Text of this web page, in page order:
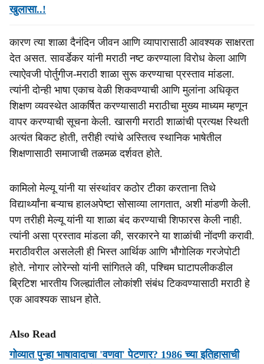
खुलासा..!
कारण त्या शाळा दैनंदिन जीवन आणि व्यापारासाठी आवश्यक साक्षरता
देत असत. सावर्डेकर यांनी मराठी नष्ट करण्याला विरोध केला आणि
त्याऐवजी पोर्तुगीज-मराठी शाळा सुरू करण्याचा प्रस्ताव मांडला.
त्यांनी दोन्ही भाषा एकाच वेळी शिकवण्याची आणि मुलांना अधिकृत
शिक्षण व्यवस्थेत आकर्षित करण्यासाठी मराठीचा मुख्य माध्यम म्हणून
वापर करण्याची सूचना केली. खासगी मराठी शाळांची प्रत्यक्ष स्थिती
अत्यंत बिकट होती, तरीही त्यांचे अस्तित्व स्थानिक भाषेतील
शिक्षणासाठी समाजाची तळमळ दर्शवत होते.
कामिलो मेल्यू यांनी या संस्थांवर कठोर टीका करताना तिथे
विद्यार्थ्यांना बऱ्याच हालअपेष्टा सोसाव्या लागतात, अशी मांडणी केली.
पण तरीही मेल्यू यांनी या शाळा बंद करण्याची शिफारस केली नाही.
त्यांनी असा प्रस्ताव मांडला की, सरकारने या शाळांची नोंदणी करावी.
मराठीवरील असलेली ही भिस्त आर्थिक आणि भौगोलिक गरजेपोटी
होते. नोगार लोरेन्सो यांनी सांगितले की, पश्चिम घाटापलीकडील
ब्रिटिश भारतीय जिल्ह्यांतील लोकांशी संबंध टिकवण्यासाठी मराठी हे
एक आवश्यक साधन होते.
Also Read
गोव्यात पुन्हा भाषावादाचा 'वणवा' पेटणार? 1986 च्या इतिहासाची